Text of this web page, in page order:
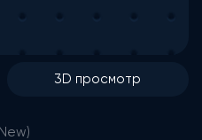
3D просмотр